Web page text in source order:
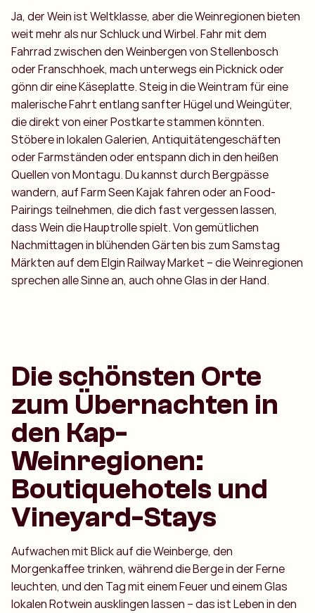
Ja, der Wein ist Weltklasse, aber die Weinregionen bieten
weit mehr als nur Schluck und Wirbel. Fahr mit dem
Fahrrad zwischen den Weinbergen von Stellenbosch
oder Franschhoek, mach unterwegs ein Picknick oder
gönn dir eine Käseplatte. Steig in die Weintram für eine
malerische Fahrt entlang sanfter Hügel und Weingüter,
die direkt von einer Postkarte stammen könnten.
Stöbere in lokalen Galerien, Antiquitätengeschäften
oder Farmständen oder entspann dich in den heißen
Quellen von Montagu. Du kannst durch Bergpässe
wandern, auf Farm Seen Kajak fahren oder an Food-
Pairings teilnehmen, die dich fast vergessen lassen,
dass Wein die Hauptrolle spielt. Von gemütlichen
Nachmittagen in blühenden Gärten bis zum Samstag
Märkten auf dem Elgin Railway Market – die Weinregionen
sprechen alle Sinne an, auch ohne Glas in der Hand.
Die schönsten Orte
zum Übernachten in
den Kap-
Weinregionen:
Boutiquehotels und
Vineyard-Stays
Aufwachen mit Blick auf die Weinberge, den
Morgenkaffee trinken, während die Berge in der Ferne
leuchten, und den Tag mit einem Feuer und einem Glas
lokalen Rotwein ausklingen lassen – das ist Leben in den